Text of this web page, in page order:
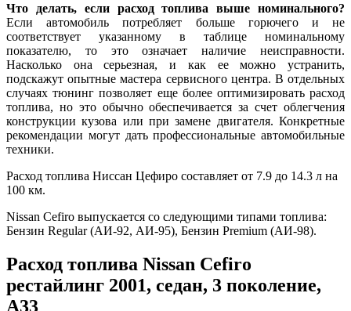
Что делать, если расход топлива выше номинального?
Если автомобиль потребляет больше горючего и не
соответствует указанному в таблице номинальному
показателю, то это означает наличие неисправности.
Насколько она серьезная, и как ее можно устранить,
подскажут опытные мастера сервисного центра. В отдельных
случаях тюнинг позволяет еще более оптимизировать расход
топлива, но это обычно обеспечивается за счет облегчения
конструкции кузова или при замене двигателя. Конкретные
рекомендации могут дать профессиональные автомобильные
техники.
Расход топлива Ниссан Цефиро составляет от 7.9 до 14.3 л на
100 км.
Nissan Cefiro выпускается со следующими типами топлива:
Бензин Regular (АИ-92, АИ-95), Бензин Premium (АИ-98).
Расход топлива Nissan Cefiro
рестайлинг 2001, седан, 3 поколение,
A33